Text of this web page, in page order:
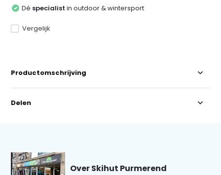
Dé specialist in outdoor & wintersport
Vergelijk
Productomschrijving
Delen
Over Skihut Purmerend